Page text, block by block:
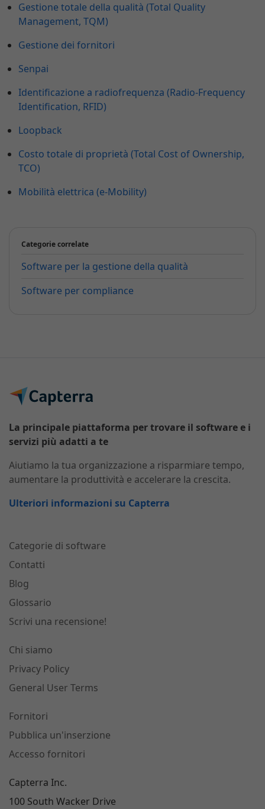
Gestione totale della qualità (Total Quality
Management, TQM)
Gestione dei fornitori
Senpai
Identificazione a radiofrequenza (Radio-Frequency
Identification, RFID)
Loopback
Costo totale di proprietà (Total Cost of Ownership,
TCO)
Mobilità elettrica (e-Mobility)
Categorie correlate
Software per la gestione della qualità
Software per compliance
La principale piattaforma per trovare il software e i
servizi più adatti a te
Aiutiamo la tua organizzazione a risparmiare tempo,
aumentare la produttività e accelerare la crescita.
Ulteriori informazioni su Capterra
Categorie di software
Contatti
Blog
Glossario
Scrivi una recensione!
Chi siamo
Privacy Policy
General User Terms
Fornitori
Pubblica un'inserzione
Accesso fornitori
Capterra Inc.
100 South Wacker Drive